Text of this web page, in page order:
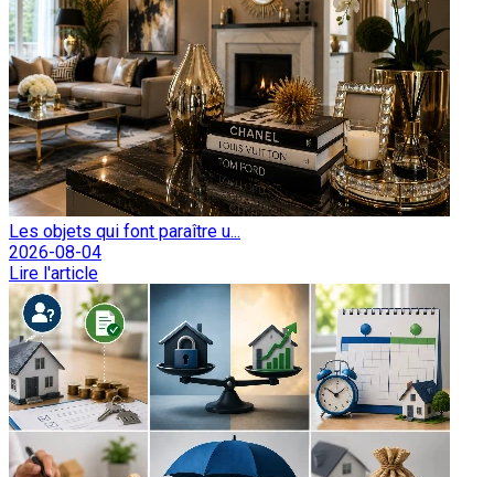
Les objets qui font paraître u...
2026-08-04
Lire l'article